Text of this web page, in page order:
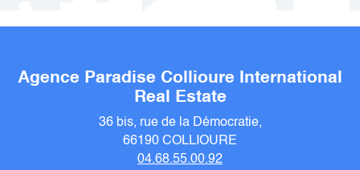
Agence Paradise Collioure International
Real Estate
36 bis, rue de la Démocratie,
66190 COLLIOURE
04.68.55.00.92